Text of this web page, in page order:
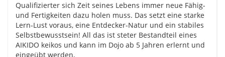
Qualifizierter sich Zeit seines Lebens immer neue Fähig-
und Fertigkeiten dazu holen muss. Das setzt eine starke
Lern-Lust voraus, eine Entdecker-Natur und ein stabiles
Selbstbewusstsein! All das ist steter Bestandteil eines
AIKIDO keikos und kann im Dojo ab 5 Jahren erlernt und
eingeübt werden.